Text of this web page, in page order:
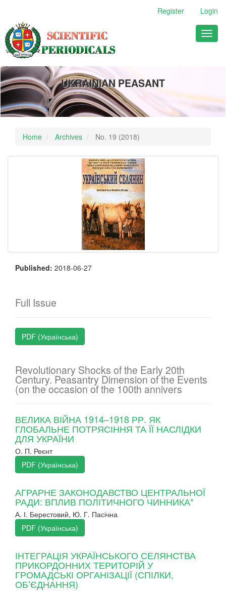
Main
Content
Sidebar
Register Login
UKRAINIAN PEASANT
Home Archives No. 19 (2018)
Published: 2018-06-27
Full Issue
PDF (Українська)
Revolutionary Shocks of the Early 20th
Century. Peasantry Dimension of the Events
(on the occasion of the 100th annivers
ВЕЛИКА ВІЙНА 1914–1918 РР. ЯК
ГЛОБАЛЬНЕ ПОТРЯСІННЯ ТА ЇЇ НАСЛІДКИ
ДЛЯ УКРАЇНИ
О. П. Реєнт
PDF (Українська)
АГРАРНЕ ЗАКОНОДАВСТВО ЦЕНТРАЛЬНОЇ
РАДИ: ВПЛИВ ПОЛІТИЧНОГО ЧИННИКА*
А. І. Берестовий, Ю. Г. Пасічна
PDF (Українська)
ІНТЕГРАЦІЯ УКРАЇНСЬКОГО СЕЛЯНСТВА
ПРИКОРДОННИХ ТЕРИТОРІЙ У
ГРОМАДСЬКІ ОРГАНІЗАЦІЇ (СПІЛКИ,
ОБ’ЄДНАННЯ)